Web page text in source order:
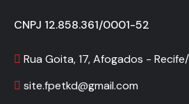
CNPJ 12.858.361/0001-52
Rua Goita, 17, Afogados -
site.fpetkd@gmail.com